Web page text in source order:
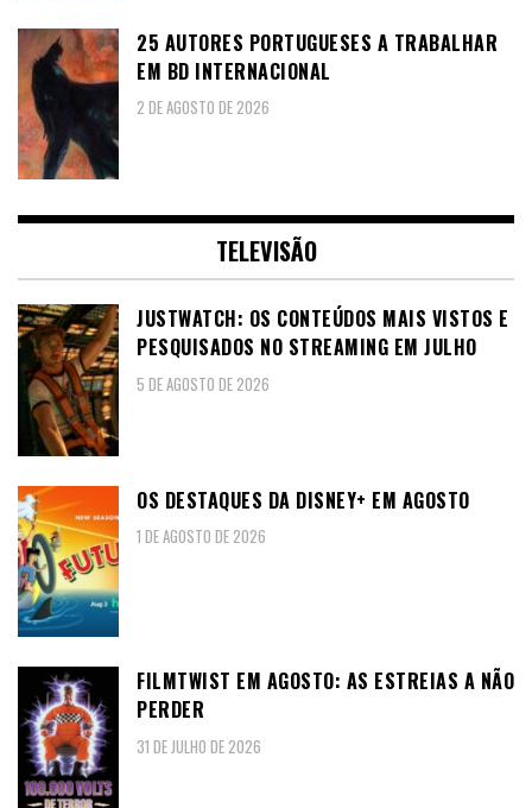
25 AUTORES PORTUGUESES A TRABALHAR
EM BD INTERNACIONAL
2 DE AGOSTO DE 2026
TELEVISÃO
JUSTWATCH: OS CONTEÚDOS MAIS VISTOS E
PESQUISADOS NO STREAMING EM JULHO
5 DE AGOSTO DE 2026
OS DESTAQUES DA DISNEY+ EM AGOSTO
1 DE AGOSTO DE 2026
FILMTWIST EM AGOSTO: AS ESTREIAS A NÃO
PERDER
31 DE JULHO DE 2026